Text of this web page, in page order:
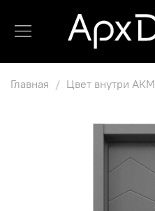
Главная Цвет внутри АКМ